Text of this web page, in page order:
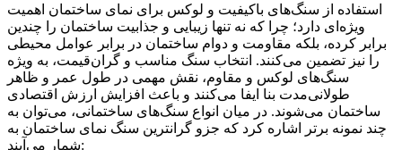
استفاده از سنگ‌های باکیفیت و لوکس برای نمای ساختمان اهمیت
ویژه‌ای دارد؛ چرا که نه تنها زیبایی و جذابیت ساختمان را چندین
برابر کرده، بلکه مقاومت و دوام ساختمان در برابر عوامل محیطی
را نیز تضمین می‌کنند. انتخاب سنگ مناسب و گران‌قیمت، به ویژه
سنگ‌های لوکس و مقاوم، نقش مهمی در طول عمر و ظاهر
طولانی‌مدت بنا ایفا می‌کنند و باعث افزایش ارزش اقتصادی
ساختمان می‌شوند. در میان انواع سنگ‌های ساختمانی، می‌توان به
چند نمونه برتر اشاره کرد که جزو گرانترین سنگ نمای ساختمان به
شمار می‌آیند: